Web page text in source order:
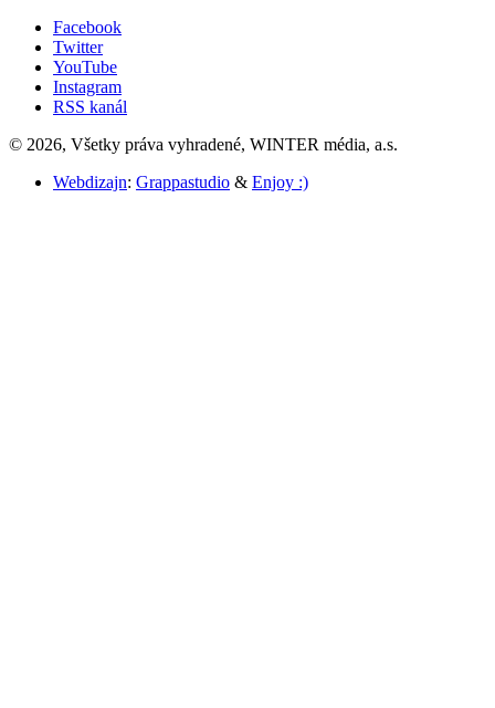
Facebook
Twitter
YouTube
Instagram
RSS kanál
© 2026, Všetky práva vyhradené, WINTER média, a.s.
Webdizajn: Grappastudio & Enjoy :)